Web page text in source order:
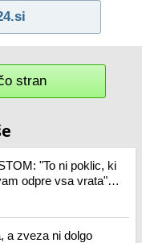
stran
"To ni poklic, ki
odpre vsa vrata"
a zveza ni dolgo